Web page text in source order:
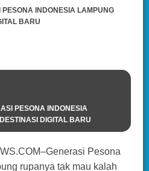
INDONESIA LAMPUNG
BARU
PESONA INDONESIA
DIGITAL BARU
Pesona
rupanya tak mau kalah